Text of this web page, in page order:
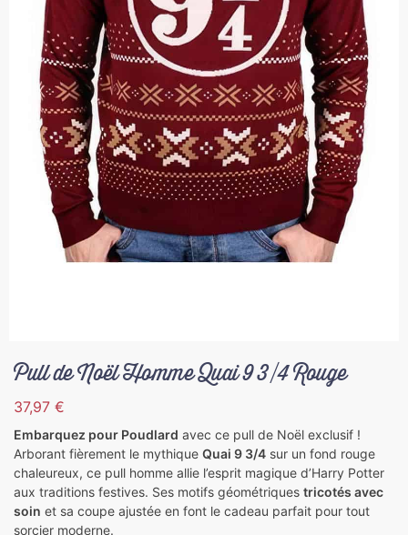
Pull de Noël Homme Quai 9 3/4 Rouge
37,97 €
Embarquez pour Poudlard avec ce pull de Noël exclusif !
Arborant fièrement le mythique Quai 9 3/4 sur un fond rouge
chaleureux, ce pull homme allie l’esprit magique d’Harry Potter
aux traditions festives. Ses motifs géométriques tricotés avec
soin et sa coupe ajustée en font le cadeau parfait pour tout
sorcier moderne.